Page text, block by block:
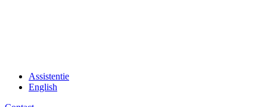
Assistentie
English